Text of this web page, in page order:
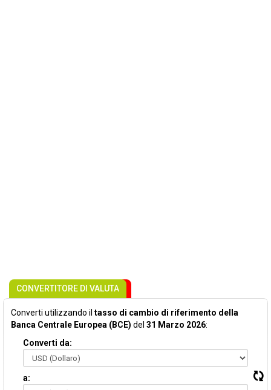
CONVERTITORE DI VALUTA
Converti utilizzando il tasso di cambio di riferimento della
Banca Centrale Europea (BCE) del 31 Marzo 2026:
Converti da:
a: